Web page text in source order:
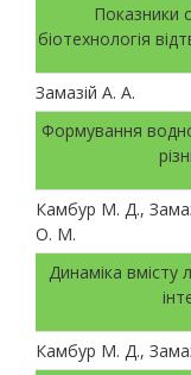
Показники
біотехнологія
Замазій А. А.
Формування
Камбур М. Д.,
О. М.
Динаміка вмісту
Камбур М. Д.,